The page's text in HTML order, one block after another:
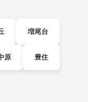
増尾台
原 豊住